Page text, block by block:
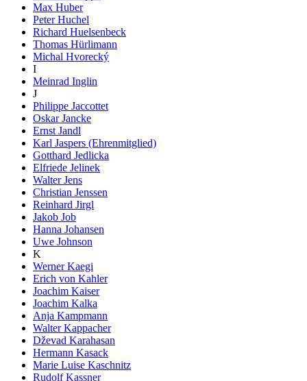
Max Huber
Peter Huchel
Richard Huelsenbeck
Thomas Hürlimann
Michal Hvorecký
I
Meinrad Inglin
J
Philippe Jaccottet
Oskar Jancke
Ernst Jandl
Karl Jaspers (Ehrenmitglied)
Gotthard Jedlicka
Elfriede Jelinek
Walter Jens
Christian Jenssen
Reinhard Jirgl
Jakob Job
Hanna Johansen
Uwe Johnson
K
Werner Kaegi
Erich von Kahler
Joachim Kaiser
Joachim Kalka
Anja Kampmann
Walter Kappacher
Dževad Karahasan
Hermann Kasack
Marie Luise Kaschnitz
Rudolf Kassner